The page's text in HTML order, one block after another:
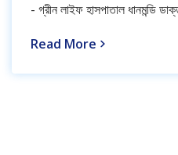
- গ্রীন লাইফ হাসপাতাল ধানমন্ডি
Read More